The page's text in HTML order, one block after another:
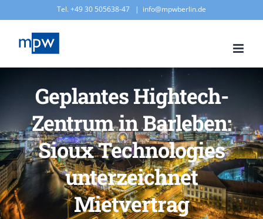
springen
Tel. +49 30 505638-47 | info@mpwberlin.de
Geplantes Hightech-
Zentrum in Barleben:
Sioux Technologies
unterzeichnet
Mietvertrag